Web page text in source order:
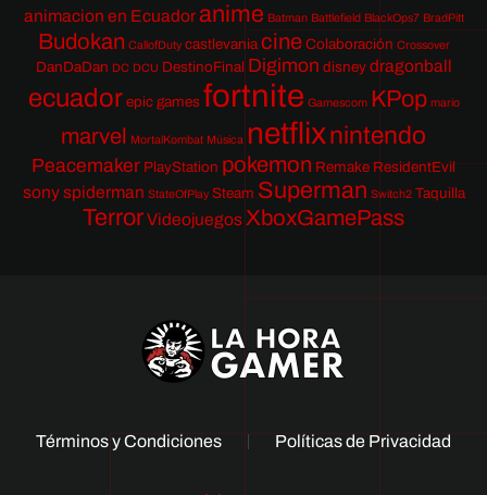
animacion en Ecuador anime Batman Battlefield BlackOps7 BradPitt
Budokan CallofDuty castlevania cine Colaboración Crossover
DanDaDan DC DCU DestinoFinal Digimon disney dragonball
ecuador epic games fortnite Gamescom KPop mario
marvel MortalKombat Música netflixnintendo
Peacemaker PlayStation pokemon Remake ResidentEvil
sony spiderman StateOfPlay Steam Superman Switch2 Taquilla
TerrorVideojuegosXboxGamePass
Términos y Condiciones Políticas de Privacidad